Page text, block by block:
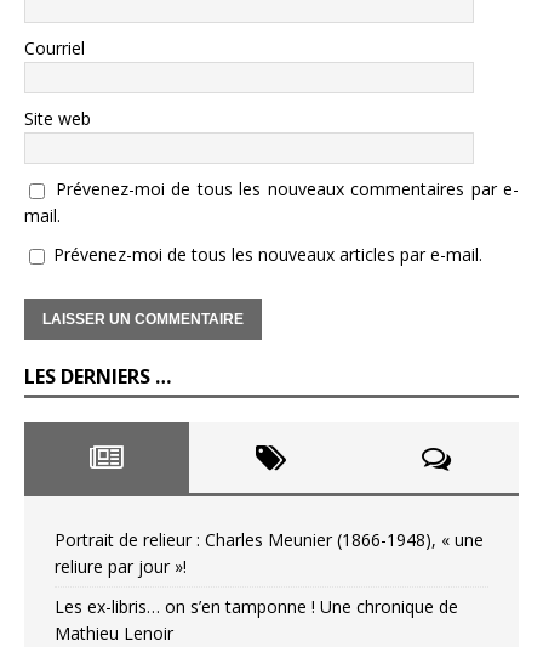
Courriel
Site web
Prévenez-moi de tous les nouveaux commentaires par e-
mail.
Prévenez-moi de tous les nouveaux articles par e-mail.
LES DERNIERS …
Portrait de relieur : Charles Meunier (1866-1948), « une
reliure par jour »!
Les ex-libris… on s’en tamponne ! Une chronique de
Mathieu Lenoir